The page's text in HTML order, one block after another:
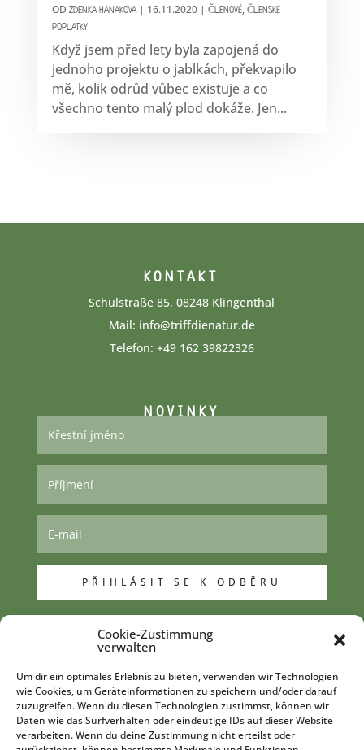
Cookie-Zustimmung
verwalten
Um dir ein optimales Erlebnis zu bieten, verwenden wir Technologien
wie Cookies, um Geräteinformationen zu speichern und/oder darauf
zuzugreifen. Wenn du diesen Technologien zustimmst, können wir
Daten wie das Surfverhalten oder eindeutige IDs auf dieser Website
verarbeiten. Wenn du deine Zustimmung nicht erteilst oder
OD ZDENKA HANAKOVA| 16.11.2020| ČLENOVÉ, ČLENSKÉ
POPLATKY
Když jsem před lety byla zapojená do
jednoho projektu o jablkách, překvapilo
mě, kolik odrůd vůbec existuje a co
všechno tento malý plod dokáže. Jen...
KONTAKT
Schulstraße 85, 08248 Klingenthal
Mail: info@triffdienatur.de
Telefon: +49 162 3982232‬6
NOVINKY
PŘIHLÁSIT SE K ODBĚRU
DESIGN & REALIZACE
J&J Mediengesellschaft mbH